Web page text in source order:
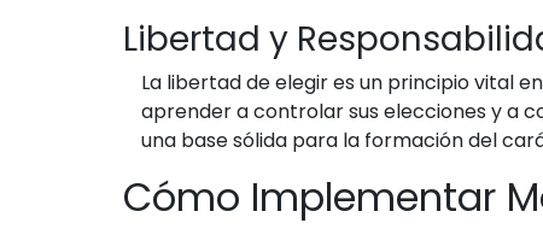
Libertad y
La libertad de elegir es un principio vital
aprender a controlar sus elecciones y a
una base sólida para la formación del
Cómo Implementar